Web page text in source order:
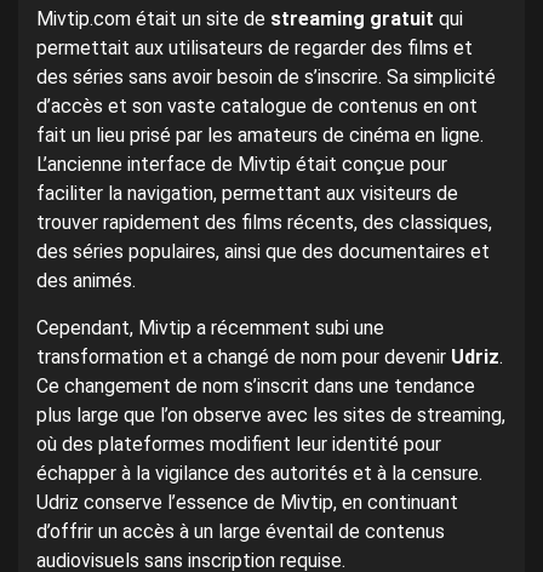
Mivtip.com était un site de streaming gratuit qui
permettait aux utilisateurs de regarder des films et
des séries sans avoir besoin de s’inscrire. Sa simplicité
d’accès et son vaste catalogue de contenus en ont
fait un lieu prisé par les amateurs de cinéma en ligne.
L’ancienne interface de Mivtip était conçue pour
faciliter la navigation, permettant aux visiteurs de
trouver rapidement des films récents, des classiques,
des séries populaires, ainsi que des documentaires et
des animés.
Cependant, Mivtip a récemment subi une
transformation et a changé de nom pour devenir Udriz.
Ce changement de nom s’inscrit dans une tendance
plus large que l’on observe avec les sites de streaming,
où des plateformes modifient leur identité pour
échapper à la vigilance des autorités et à la censure.
Udriz conserve l’essence de Mivtip, en continuant
d’offrir un accès à un large éventail de contenus
audiovisuels sans inscription requise.